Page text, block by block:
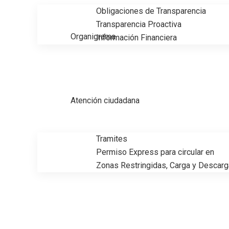
Obligaciones de Transparencia
Transparencia Proactiva
Información Financiera
Organigrama
Atención ciudadana
Tramites
Permiso Express para circular en
Zonas Restringidas, Carga y